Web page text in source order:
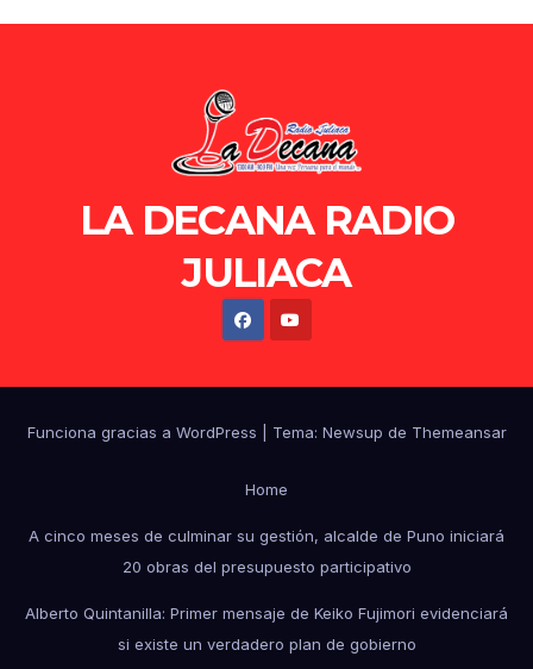
LA DECANA RADIO
JULIACA
Funciona gracias a WordPress Tema: Newsup de Themeansar
Home
A cinco meses de culminar su gestión, alcalde de Puno iniciará
20 obras del presupuesto participativo
Alberto Quintanilla: Primer mensaje de Keiko Fujimori evidenciará
si existe un verdadero plan de gobierno